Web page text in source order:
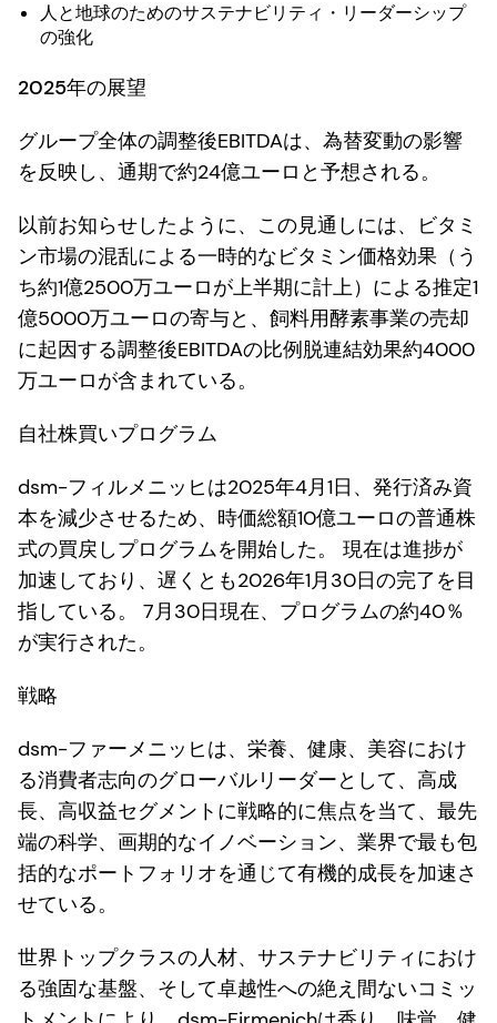
人と地球のためのサステナビリティ・リーダーシップ
の強化
2025年の展望
グループ全体の調整後EBITDAは、為替変動の影響
を反映し、通期で約24億ユーロと予想される。
以前お知らせしたように、この見通しには、ビタミ
ン市場の混乱による一時的なビタミン価格効果（う
ち約1億2500万ユーロが上半期に計上）による推定1
億5000万ユーロの寄与と、飼料用酵素事業の売却
に起因する調整後EBITDAの比例脱連結効果約4000
万ユーロが含まれている。
自社株買いプログラム
dsm-フィルメニッヒは2025年4月1日、発行済み資
本を減少させるため、時価総額10億ユーロの普通株
式の買戻しプログラムを開始した。 現在は進捗が
加速しており、遅くとも2026年1月30日の完了を目
指している。 7月30日現在、プログラムの約40％
が実行された。
戦略
dsm-ファーメニッヒは、栄養、健康、美容におけ
る消費者志向のグローバルリーダーとして、高成
長、高収益セグメントに戦略的に焦点を当て、最先
端の科学、画期的なイノベーション、業界で最も包
括的なポートフォリオを通じて有機的成長を加速さ
せている。
世界トップクラスの人材、サステナビリティにおけ
る強固な基盤、そして卓越性への絶え間ないコミッ